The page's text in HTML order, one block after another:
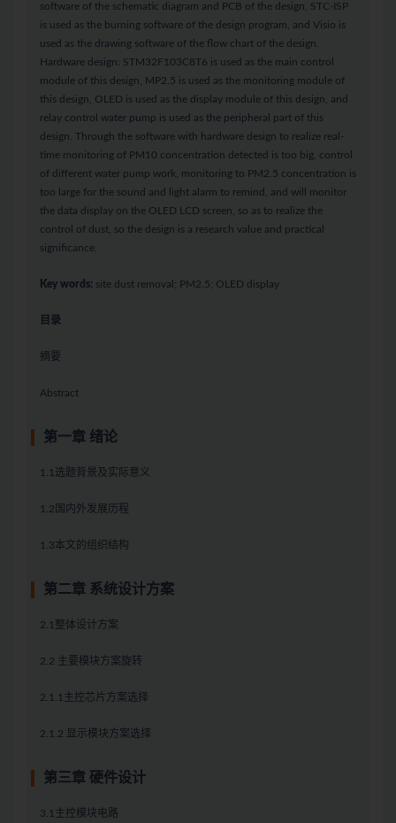
software of the schematic diagram and PCB of the design, STC-ISP
is used as the burning software of the design program, and Visio is
used as the drawing software of the flow chart of the design.
Hardware design: STM32F103C8T6 is used as the main control
module of this design, MP2.5 is used as the monitoring module of
this design, OLED is used as the display module of this design, and
relay control water pump is used as the peripheral part of this
design. Through the software with hardware design to realize real-
time monitoring of PM10 concentration detected is too big, control
of different water pump work, monitoring to PM2.5 concentration is
too large for the sound and light alarm to remind, and will monitor
the data display on the OLED LCD screen, so as to realize the
control of dust, so the design is a research value and practical
significance.
Key words: site dust removal; PM2.5; OLED display
目录
摘要
Abstract
第一章 绪论
1.1选题背景及实际意义
1.2国内外发展历程
1.3本文的组织结构
第二章 系统设计方案
2.1整体设计方案
2.2 主要模块方案旋转
2.1.1主控芯片方案选择
2.1.2 显示模块方案选择
第三章 硬件设计
3.1主控模块电路